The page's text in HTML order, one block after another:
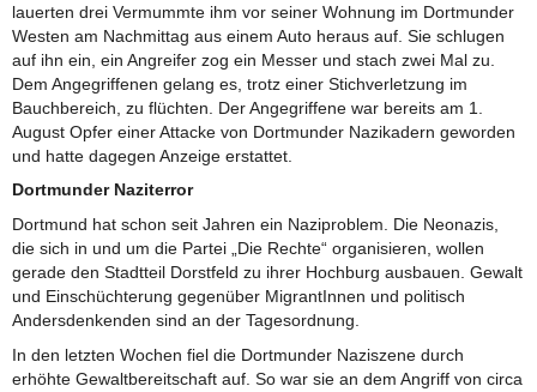
lauerten drei Vermummte ihm vor seiner Wohnung im Dortmunder
Westen am Nachmittag aus einem Auto heraus auf. Sie schlugen
auf ihn ein, ein Angreifer zog ein Messer und stach zwei Mal zu.
Dem Angegriffenen gelang es, trotz einer Stichverletzung im
Bauchbereich, zu flüchten. Der Angegriffene war bereits am 1.
August Opfer einer Attacke von Dortmunder Nazikadern geworden
und hatte dagegen Anzeige erstattet.
Dortmunder Naziterror
Dortmund hat schon seit Jahren ein Naziproblem. Die Neonazis,
die sich in und um die Partei „Die Rechte“ organisieren, wollen
gerade den Stadtteil Dorstfeld zu ihrer Hochburg ausbauen. Gewalt
und Einschüchterung gegenüber MigrantInnen und politisch
Andersdenkenden sind an der Tagesordnung.
In den letzten Wochen fiel die Dortmunder Naziszene durch
erhöhte Gewaltbereitschaft auf. So war sie an dem Angriff von circa